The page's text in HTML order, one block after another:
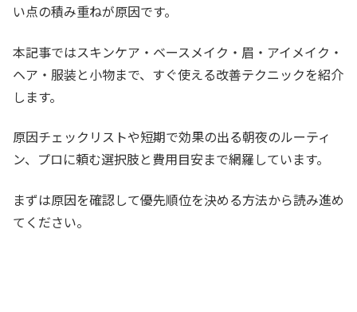
い点の積み重ねが原因です。
本記事ではスキンケア・ベースメイク・眉・アイメイク・
ヘア・服装と小物まで、すぐ使える改善テクニックを紹介
します。
原因チェックリストや短期で効果の出る朝夜のルーティ
ン、プロに頼む選択肢と費用目安まで網羅しています。
まずは原因を確認して優先順位を決める方法から読み進め
てください。